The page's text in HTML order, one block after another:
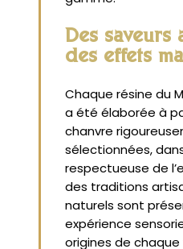
Des saveurs
des effets
Chaque résine du
a été élaborée à
chanvre
sélectionnées,
respectueuse de
des traditions
naturels sont
expérience
origines de